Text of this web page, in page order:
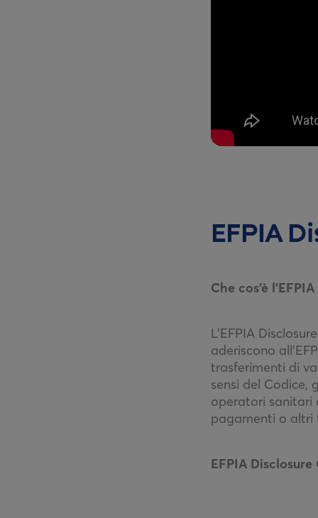
EFPIA
Che cos’è
L’EFPIA
aderiscono
trasferimenti di
sensi del Codice,
operatori sanitari
pagamenti o altri
EFPIA